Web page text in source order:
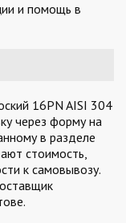
и помощь в
16PN AISI 304
через форму на
в разделе
стоимость,
к самовывозу.